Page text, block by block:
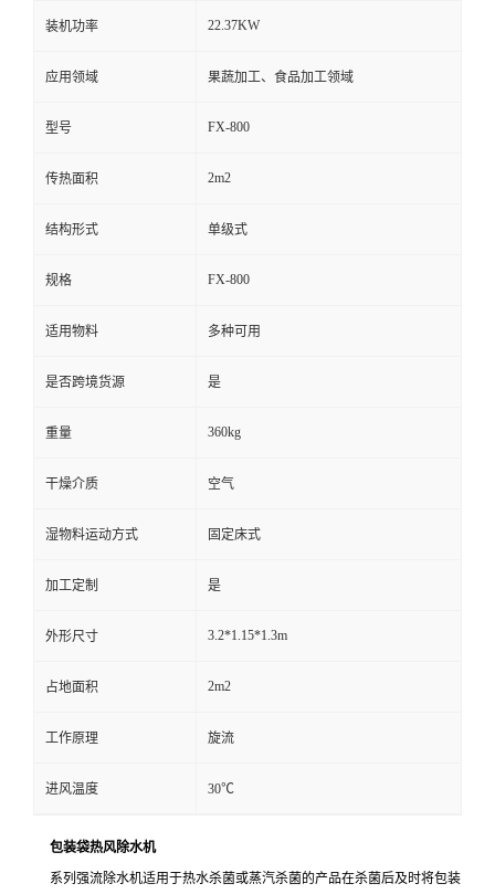
装机功率 22.37KW
应用领域 果蔬加工、食品加工领域
型号 FX-800
传热面积 2m2
结构形式 单级式
规格 FX-800
适用物料 多种可用
是否跨境货源 是
重量 360kg
干燥介质 空气
湿物料运动方式 固定床式
加工定制 是
外形尺寸 3.2*1.15*1.3m
占地面积 2m2
工作原理 旋流
进风温度 30℃
包装袋热风除水机
系列强流除水机适用于热水杀菌或蒸汽杀菌的产品在杀菌后及时将包装